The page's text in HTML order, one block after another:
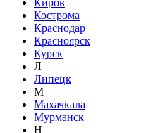
Кострома
Краснодар
Красноярск
Курск
Л
Липецк
М
Махачкала
Мурманск
Н